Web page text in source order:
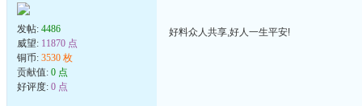
发帖: 4486
威望: 11870 点
铜币: 3530 枚
贡献值: 0 点
好评度: 0 点
好料众人共享,好人一生平安!